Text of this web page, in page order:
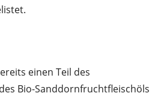
einen Teil des
Bio-Sanddornfruchtfleischöls